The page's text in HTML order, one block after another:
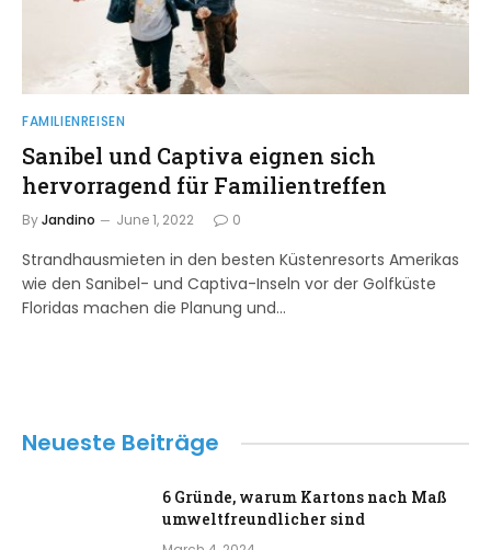
FAMILIENREISEN
Sanibel und Captiva eignen sich
hervorragend für Familientreffen
ByJandino June 1, 2022 0
Strandhausmieten in den besten Küstenresorts Amerikas
wie den Sanibel- und Captiva-Inseln vor der Golfküste
Floridas machen die Planung und…
Neueste Beiträge
6 Gründe, warum Kartons nach Maß
umweltfreundlicher sind